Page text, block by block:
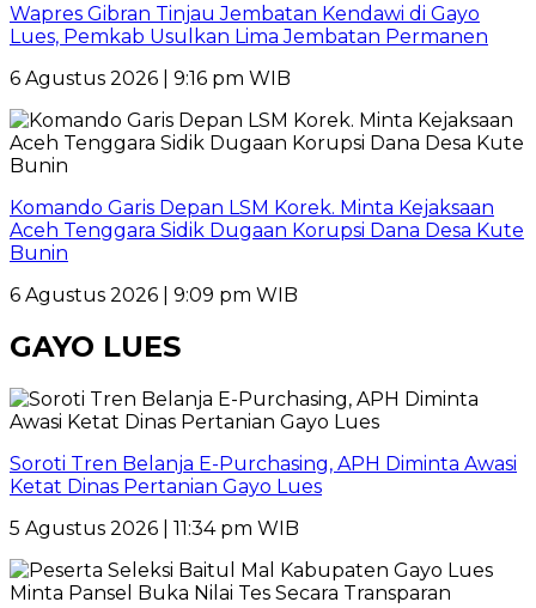
Wapres Gibran Tinjau Jembatan Kendawi di Gayo
Lues, Pemkab Usulkan Lima Jembatan Permanen
6 Agustus 2026 | 9:16 pm WIB
Komando Garis Depan LSM Korek. Minta Kejaksaan
Aceh Tenggara Sidik Dugaan Korupsi Dana Desa Kute
Bunin
6 Agustus 2026 | 9:09 pm WIB
GAYO LUES
Soroti Tren Belanja E-Purchasing, APH Diminta Awasi
Ketat Dinas Pertanian Gayo Lues
5 Agustus 2026 | 11:34 pm WIB